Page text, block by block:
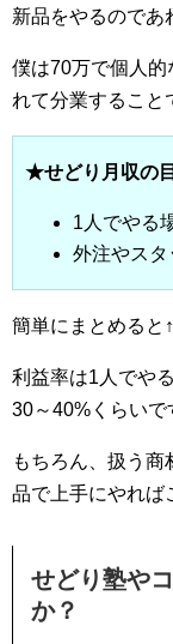
新品をやるのであ
僕は70万で個人
れて分業すること
★せどり月収の
1人でやる
外注やス
簡単にまとめると
利益率は1人でや
30～40%くらいで
もちろん、扱う
品で上手にやれば
せどり塾や
か？